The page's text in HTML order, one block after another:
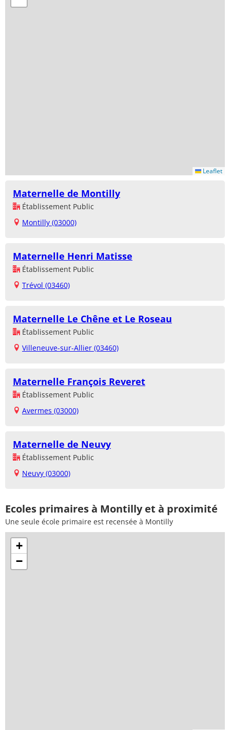
Leaflet
Maternelle de Montilly
Établissement Public
Montilly (03000)
Maternelle Henri Matisse
Établissement Public
Trévol (03460)
Maternelle Le Chêne et Le Roseau
Établissement Public
Villeneuve-sur-Allier (03460)
Maternelle François Reveret
Établissement Public
Avermes (03000)
Maternelle de Neuvy
Établissement Public
Neuvy (03000)
Ecoles primaires à Montilly et à proximité
Une seule école primaire est recensée à Montilly
+
−